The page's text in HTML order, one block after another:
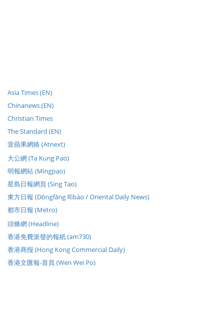
Asia Times (EN)
Chinanews (EN)
Christian Times
The Standard (EN)
壹蘋果網絡 (Atnext)
大公網 (Ta Kung Pao)
明報網站 (Mingpao)
星島日報網頁 (Sing Tao)
東方日報 (Dōngfāng Rìbào / Oriental Daily News)
都市日報 (Metro)
頭條網 (Headline)
香港免費派發的報紙 (am730)
香港商报 (Hong Kong Commercial Daily)
香港文匯報-首頁 (Wen Wei Po)